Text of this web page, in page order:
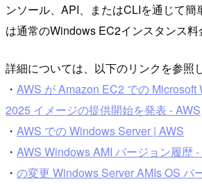
ンソール、API、またはCLIを通じて簡
は通常のWindows EC2インスタンス料
詳細については、以下のリンクを参照
・ AWS が Amazon EC2 での Microsoft
2025 イメージの提供開始を発表 - AWS
・ AWS での Windows Server | AWS
・ AWS Windows AMI バージョン履歴
・ の変更 Windows Server AMIs OS バ